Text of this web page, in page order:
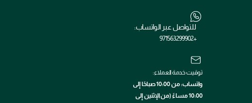
للتواصل عبر الواتساب:
+971563299902
توقيت خدمة العملاء:
واتساب: من 10:00 صباحًا إلى
10:00 مساءً (من الإثنين إلى